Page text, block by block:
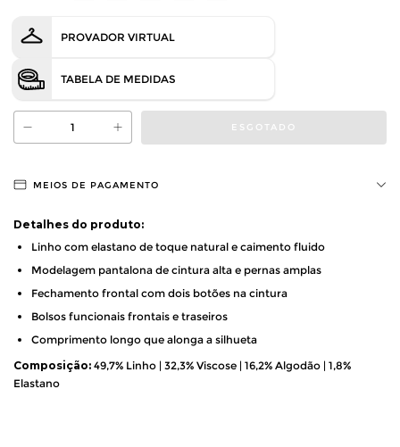
PROVADOR VIRTUAL
TABELA DE MEDIDAS
MEIOS DE PAGAMENTO
Detalhes do produto:
Linho com elastano de toque natural e caimento fluido
Modelagem pantalona de cintura alta e pernas amplas
Fechamento frontal com dois botões na cintura
Bolsos funcionais frontais e traseiros
Comprimento longo que alonga a silhueta
Composição: 49,7% Linho | 32,3% Viscose | 16,2% Algodão | 1,8%
Elastano